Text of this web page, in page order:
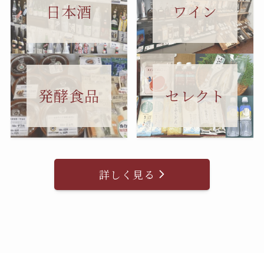
日本酒 ワイン
発酵食品 セレクト
詳しく見る